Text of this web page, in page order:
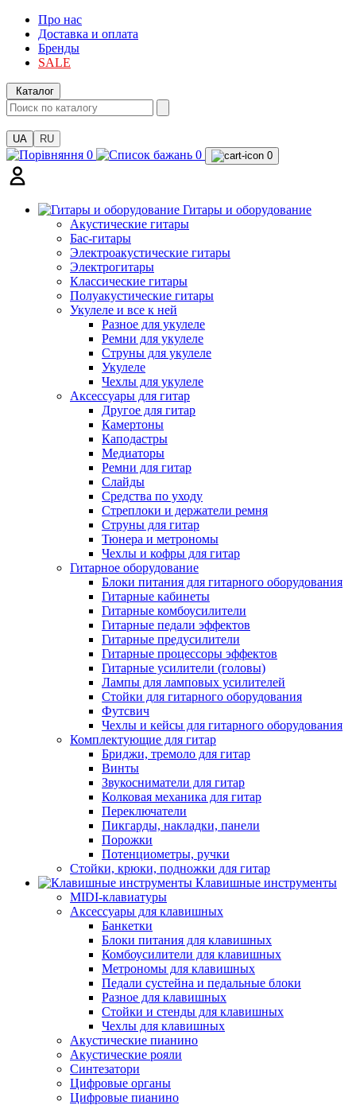
Про нас
Доставка и оплата
Бренды
SALE
Каталог
UA RU
0 0 0
Гитары и оборудование
Акустические гитары
Бас-гитары
Электроакустические гитары
Электрогитары
Классические гитары
Полуакустические гитары
Укулеле и все к ней
Разное для укулеле
Ремни для укулеле
Струны для укулеле
Укулеле
Чехлы для укулеле
Аксессуары для гитар
Другое для гитар
Камертоны
Каподастры
Медиаторы
Ремни для гитар
Слайды
Средства по уходу
Стреплоки и держатели ремня
Струны для гитар
Тюнера и метрономы
Чехлы и кофры для гитар
Гитарное оборудование
Блоки питания для гитарного оборудования
Гитарные кабинеты
Гитарные комбоусилители
Гитарные педали эффектов
Гитарные предусилители
Гитарные процессоры эффектов
Гитарные усилители (головы)
Лампы для ламповых усилителей
Стойки для гитарного оборудования
Футсвич
Чехлы и кейсы для гитарного оборудования
Комплектующие для гитар
Бриджи, тремоло для гитар
Винты
Звукосниматели для гитар
Колковая механика для гитар
Переключатели
Пикгарды, накладки, панели
Порожки
Потенциометры, ручки
Стойки, крюки, подножки для гитар
Клавишные инструменты
MIDI-клавиатуры
Аксессуары для клавишных
Банкетки
Блоки питания для клавишных
Комбоусилители для клавишных
Метрономы для клавишных
Педали сустейна и педальные блоки
Разное для клавишных
Стойки и стенды для клавишных
Чехлы для клавишных
Акустические пианино
Акустические рояли
Синтезатори
Цифровые органы
Цифровые пианино